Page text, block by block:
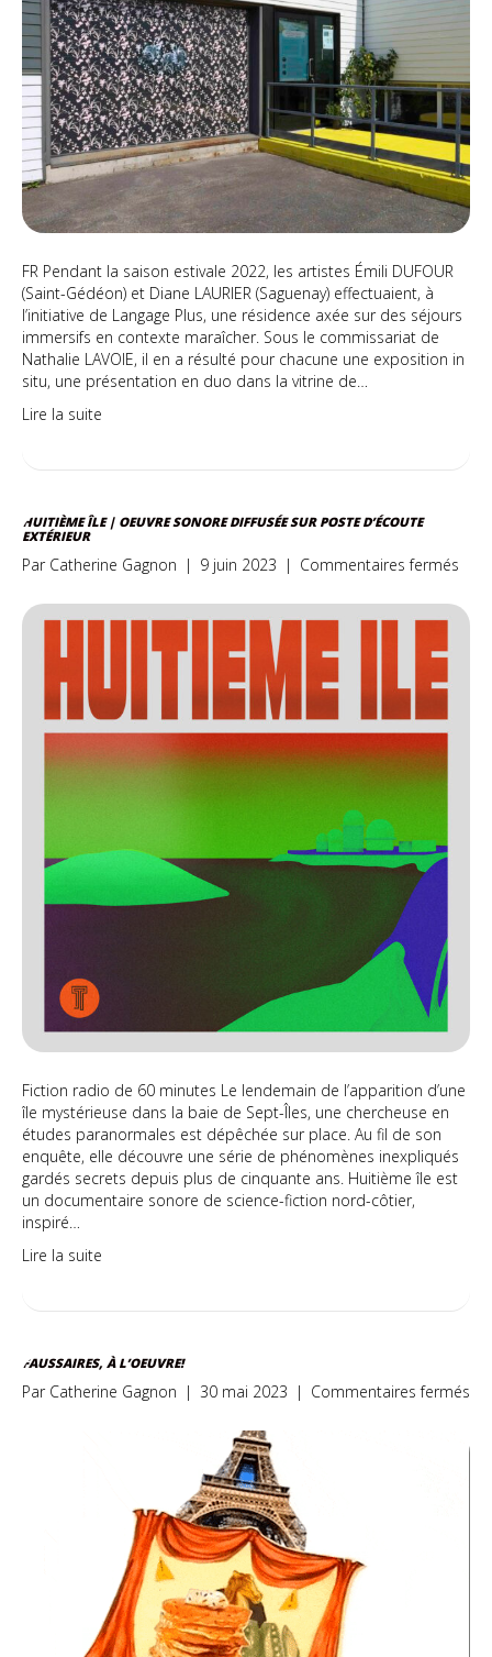
extérieures
FR Pendant la saison estivale 2022, les artistes Émili DUFOUR
(Saint-Gédéon) et Diane LAURIER (Saguenay) effectuaient, à
l’initiative de Langage Plus, une résidence axée sur des séjours
immersifs en contexte maraîcher. Sous le commissariat de
Nathalie LAVOIE, il en a résulté pour chacune une exposition in
situ, une présentation en duo dans la vitrine de…
Lire la suite
HUITIÈME ÎLE | OEUVRE SONORE DIFFUSÉE SUR POSTE D’ÉCOUTE
EXTÉRIEUR
Par Catherine Gagnon | 9 juin 2023 | Commentaires fermés
île
Fiction radio de 60 minutes Le lendemain de l’apparition d’une
île mystérieuse dans la baie de Sept-Îles, une chercheuse en
études paranormales est dépêchée sur place. Au fil de son
enquête, elle découvre une série de phénomènes inexpliqués
gardés secrets depuis plus de cinquante ans. Huitième île est
un documentaire sonore de science-fiction nord-côtier,
inspiré…
Lire la suite
FAUSSAIRES, À L’OEUVRE!
Par Catherine Gagnon | 30 mai 2023 | Commentaires fermés